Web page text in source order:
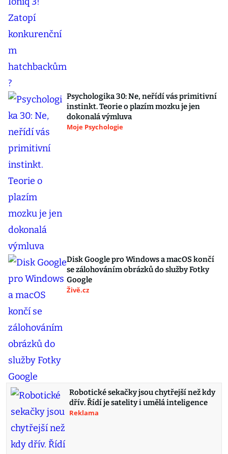
Psychologika 30: Ne, neřídí vás primitivní
instinkt. Teorie o plazím mozku je jen
dokonalá výmluva
Moje Psychologie
Disk Google pro Windows a macOS končí
se zálohováním obrázků do služby Fotky
Google
Živě.cz
Robotické sekačky jsou chytřejší než kdy
dřív. Řídí je satelity i umělá inteligence
Reklama